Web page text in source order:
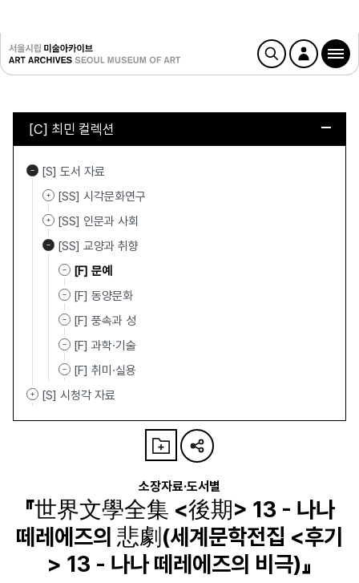
[C] 최민 컬렉션
[S] 도서 자료
[SS] 시각문화연구
[SS] 인문과 사회
[SS] 교양과 취향
[F] 문예
[F] 동양문화
[F] 풍속과 성
[F] 과학·기술
[F] 취미·실용
[S] 시청각 자료
소장자료·도서별
『世界文學全集 <後期> 13 - 나나
떼레에즈의 悲劇(세계문학전집 <후기
> 13 - 나나 떼레에즈의 비극)』